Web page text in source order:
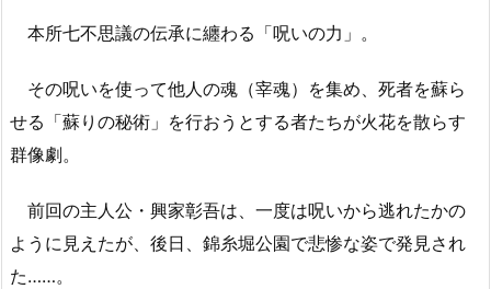
本所七不思議の伝承に纏わる「呪いの力」。
その呪いを使って他人の魂（宰魂）を集め、死者を蘇ら
せる「蘇りの秘術」を行おうとする者たちが火花を散らす
群像劇。
前回の主人公・興家彰吾は、一度は呪いから逃れたかの
ように見えたが、後日、錦糸堀公園で悲惨な姿で発見され
た……。